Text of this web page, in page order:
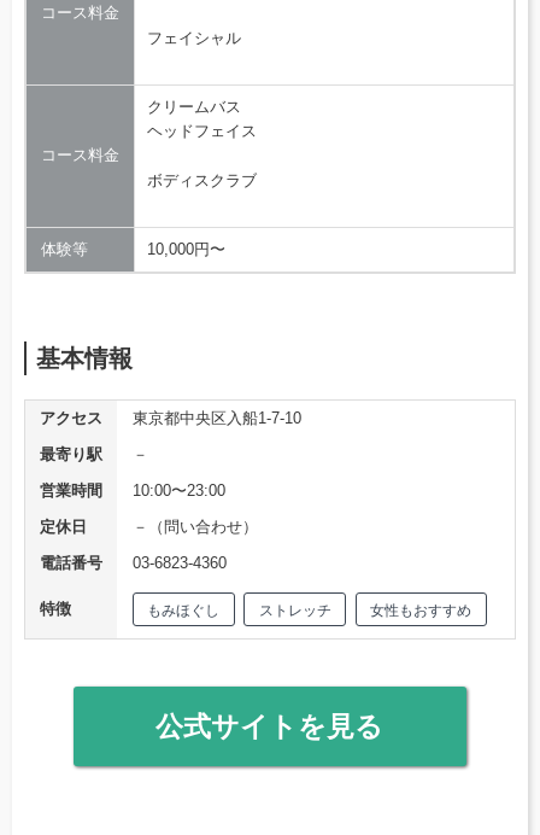
コース料金
​フェイシャル
コース料金
クリームバス
ヘッドフェイス
ボディスクラブ
体験等 10,000円〜
基本情報
アクセス
​東京都中央区入船1-7-10
最寄り駅
－
営業時間
10:00〜23:00
定休日
－（問い合わせ）
電話番号
03-6823-4360
特徴 もみほぐし ストレッチ 女性もおすすめ
公式サイトを見る